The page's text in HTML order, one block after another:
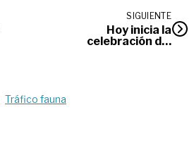
SIGUIENTE
Hoy inicia la
celebración del
Tráfico fauna